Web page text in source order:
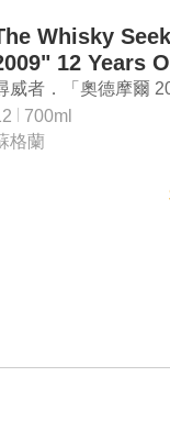
Whisky
12 Years
Whisky
威者．「奧德摩爾
格蘭威士忌
700ml
格蘭